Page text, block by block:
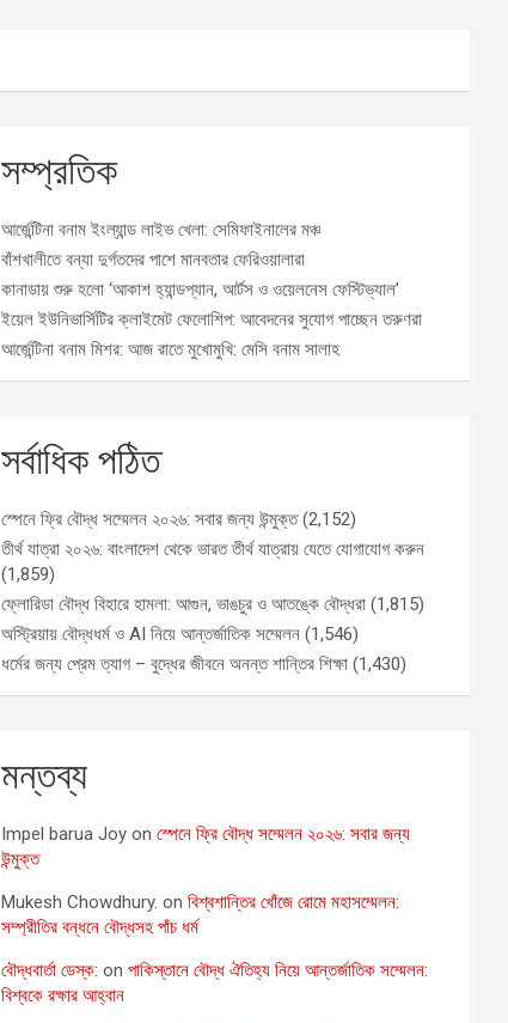
সম্প্রতিক
আর্জেন্টিনা বনাম ইংল্যান্ড লাইভ খেলা: সেমিফাইনালের মঞ্চ
বাঁশখালীতে বন্যা দুর্গতদের পাশে মানবতার ফেরিওয়ালারা
কানাডায় শুরু হলো ‘আকাশ হ্যান্ডপ্যান, আর্টস ও ওয়েলনেস ফেস্টিভ্যাল’
ইয়েল ইউনিভার্সিটির ক্লাইমেট ফেলোশিপ: আবেদনের সুযোগ পাচ্ছেন তরুণরা
আর্জেন্টিনা বনাম মিশর: আজ রাতে মুখোমুখি: মেসি বনাম সালাহ
সর্বাধিক পঠিত
স্পেনে ফ্রি বৌদ্ধ সম্মেলন ২০২৬: সবার জন্য উন্মুক্ত (2,152)
তীর্থ যাত্রা ২০২৬: বাংলাদেশ থেকে ভারত তীর্থ যাত্রায় যেতে যোগাযোগ করুন
(1,859)
ফ্লোরিডা বৌদ্ধ বিহারে হামলা: আগুন, ভাঙচুর ও আতঙ্কে বৌদ্ধরা (1,815)
অস্ট্রিয়ায় বৌদ্ধধর্ম ও AI নিয়ে আন্তর্জাতিক সম্মেলন (1,546)
ধর্মের জন্য প্রেম ত্যাগ – বুদ্ধের জীবনে অনন্ত শান্তির শিক্ষা (1,430)
মন্তব্য
Impel barua Joy onস্পেনে ফ্রি বৌদ্ধ সম্মেলন ২০২৬: সবার জন্য
উন্মুক্ত
Mukesh Chowdhury. onবিশ্বশান্তির খোঁজে রোমে মহাসম্মেলন:
সম্প্রীতির বন্ধনে বৌদ্ধসহ পাঁচ ধর্ম
বৌদ্ধবার্তা ডেস্ক: onপাকিস্তানে বৌদ্ধ ঐতিহ্য নিয়ে আন্তর্জাতিক সম্মেলন:
বিশ্বকে রক্ষার আহ্বান